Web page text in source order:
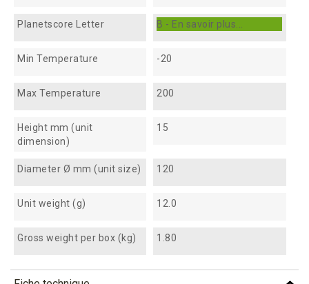
Planetscore Letter B - En savoir plus...
Min Temperature -20
Max Temperature 200
Height mm (unit
dimension)
15
Diameter Ø mm (unit size) 120
Unit weight (g) 12.0
Gross weight per box (kg) 1.80